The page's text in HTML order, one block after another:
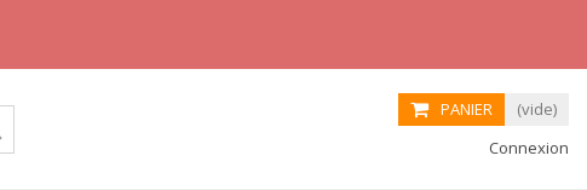
PANIER
(vide)
Connexion